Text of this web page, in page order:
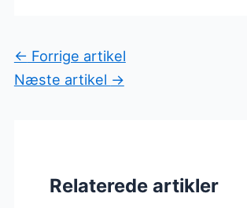
← Forrige artikel
Næste artikel →
Relaterede artikler